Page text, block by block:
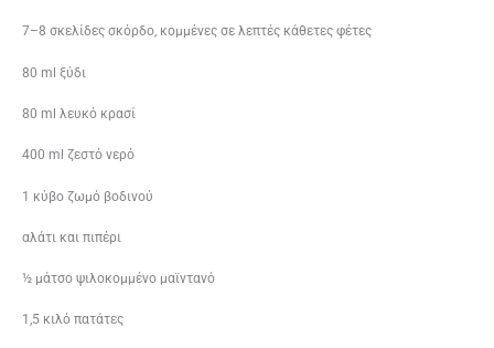
7–8 σκελίδες σκόρδο, κομμένες σε λεπτές κάθετες φέτες
80 ml ξύδι
80 ml λευκό κρασί
400 ml ζεστό νερό
1 κύβο ζωμό βοδινού
αλάτι και πιπέρι
½ μάτσο ψιλοκομμένο μαϊντανό
1,5 κιλό πατάτες